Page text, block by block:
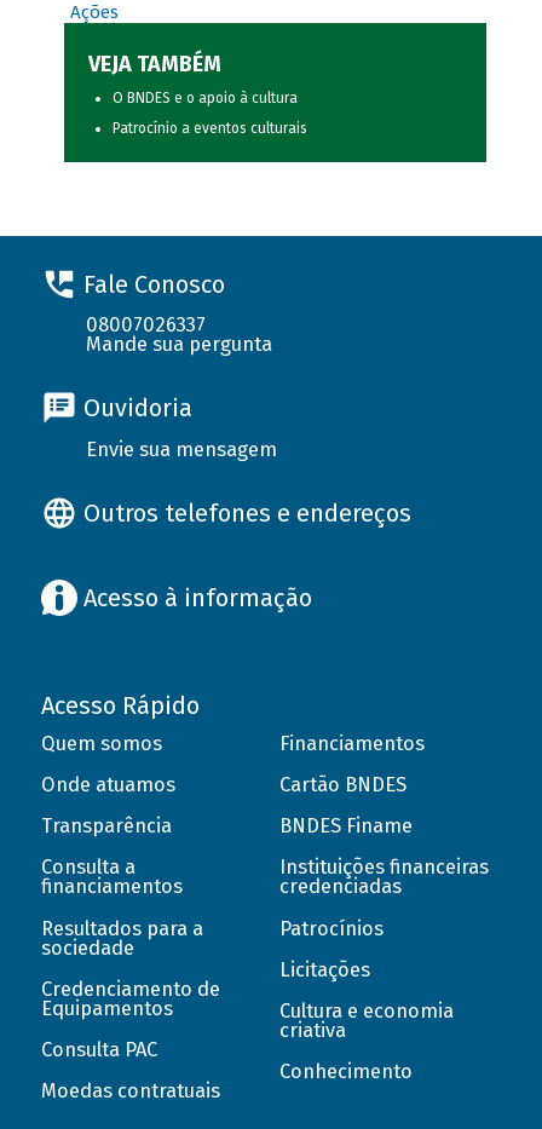
Ações
VEJA TAMBÉM
O BNDES e o apoio à cultura
Patrocínio a eventos culturais
Fale Conosco
08007026337
Mande sua pergunta
Ouvidoria
Envie sua mensagem
Outros telefones e endereços
Acesso à informação
Acesso Rápido
Quem somos
Onde atuamos
Transparência
Consulta a
financiamentos
Resultados para a
sociedade
Credenciamento de
Equipamentos
Consulta PAC
Moedas contratuais
Financiamentos
Cartão BNDES
BNDES Finame
Instituições financeiras
credenciadas
Patrocínios
Licitações
Cultura e economia
criativa
Conhecimento